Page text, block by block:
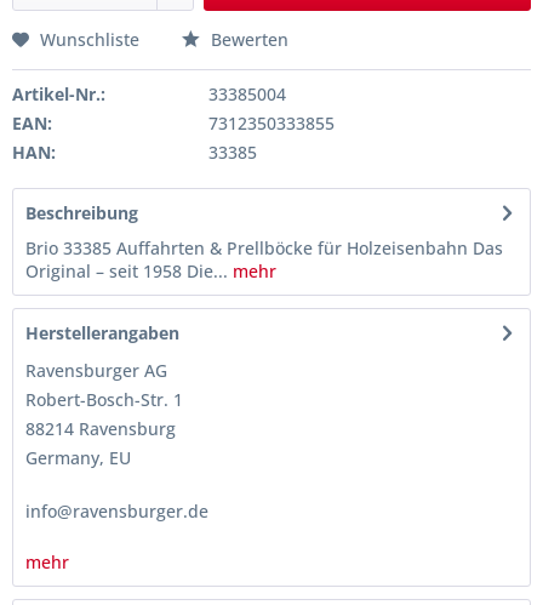
Wunschliste Bewerten
Artikel-Nr.:
33385004
EAN:
7312350333855
HAN:
33385
Beschreibung
Brio 33385 Auffahrten & Prellböcke für Holzeisenbahn Das
Original – seit 1958 Die... mehr
Herstellerangaben
Ravensburger AG
Robert-Bosch-Str. 1
88214 Ravensburg
Germany, EU
info@ravensburger.de
mehr